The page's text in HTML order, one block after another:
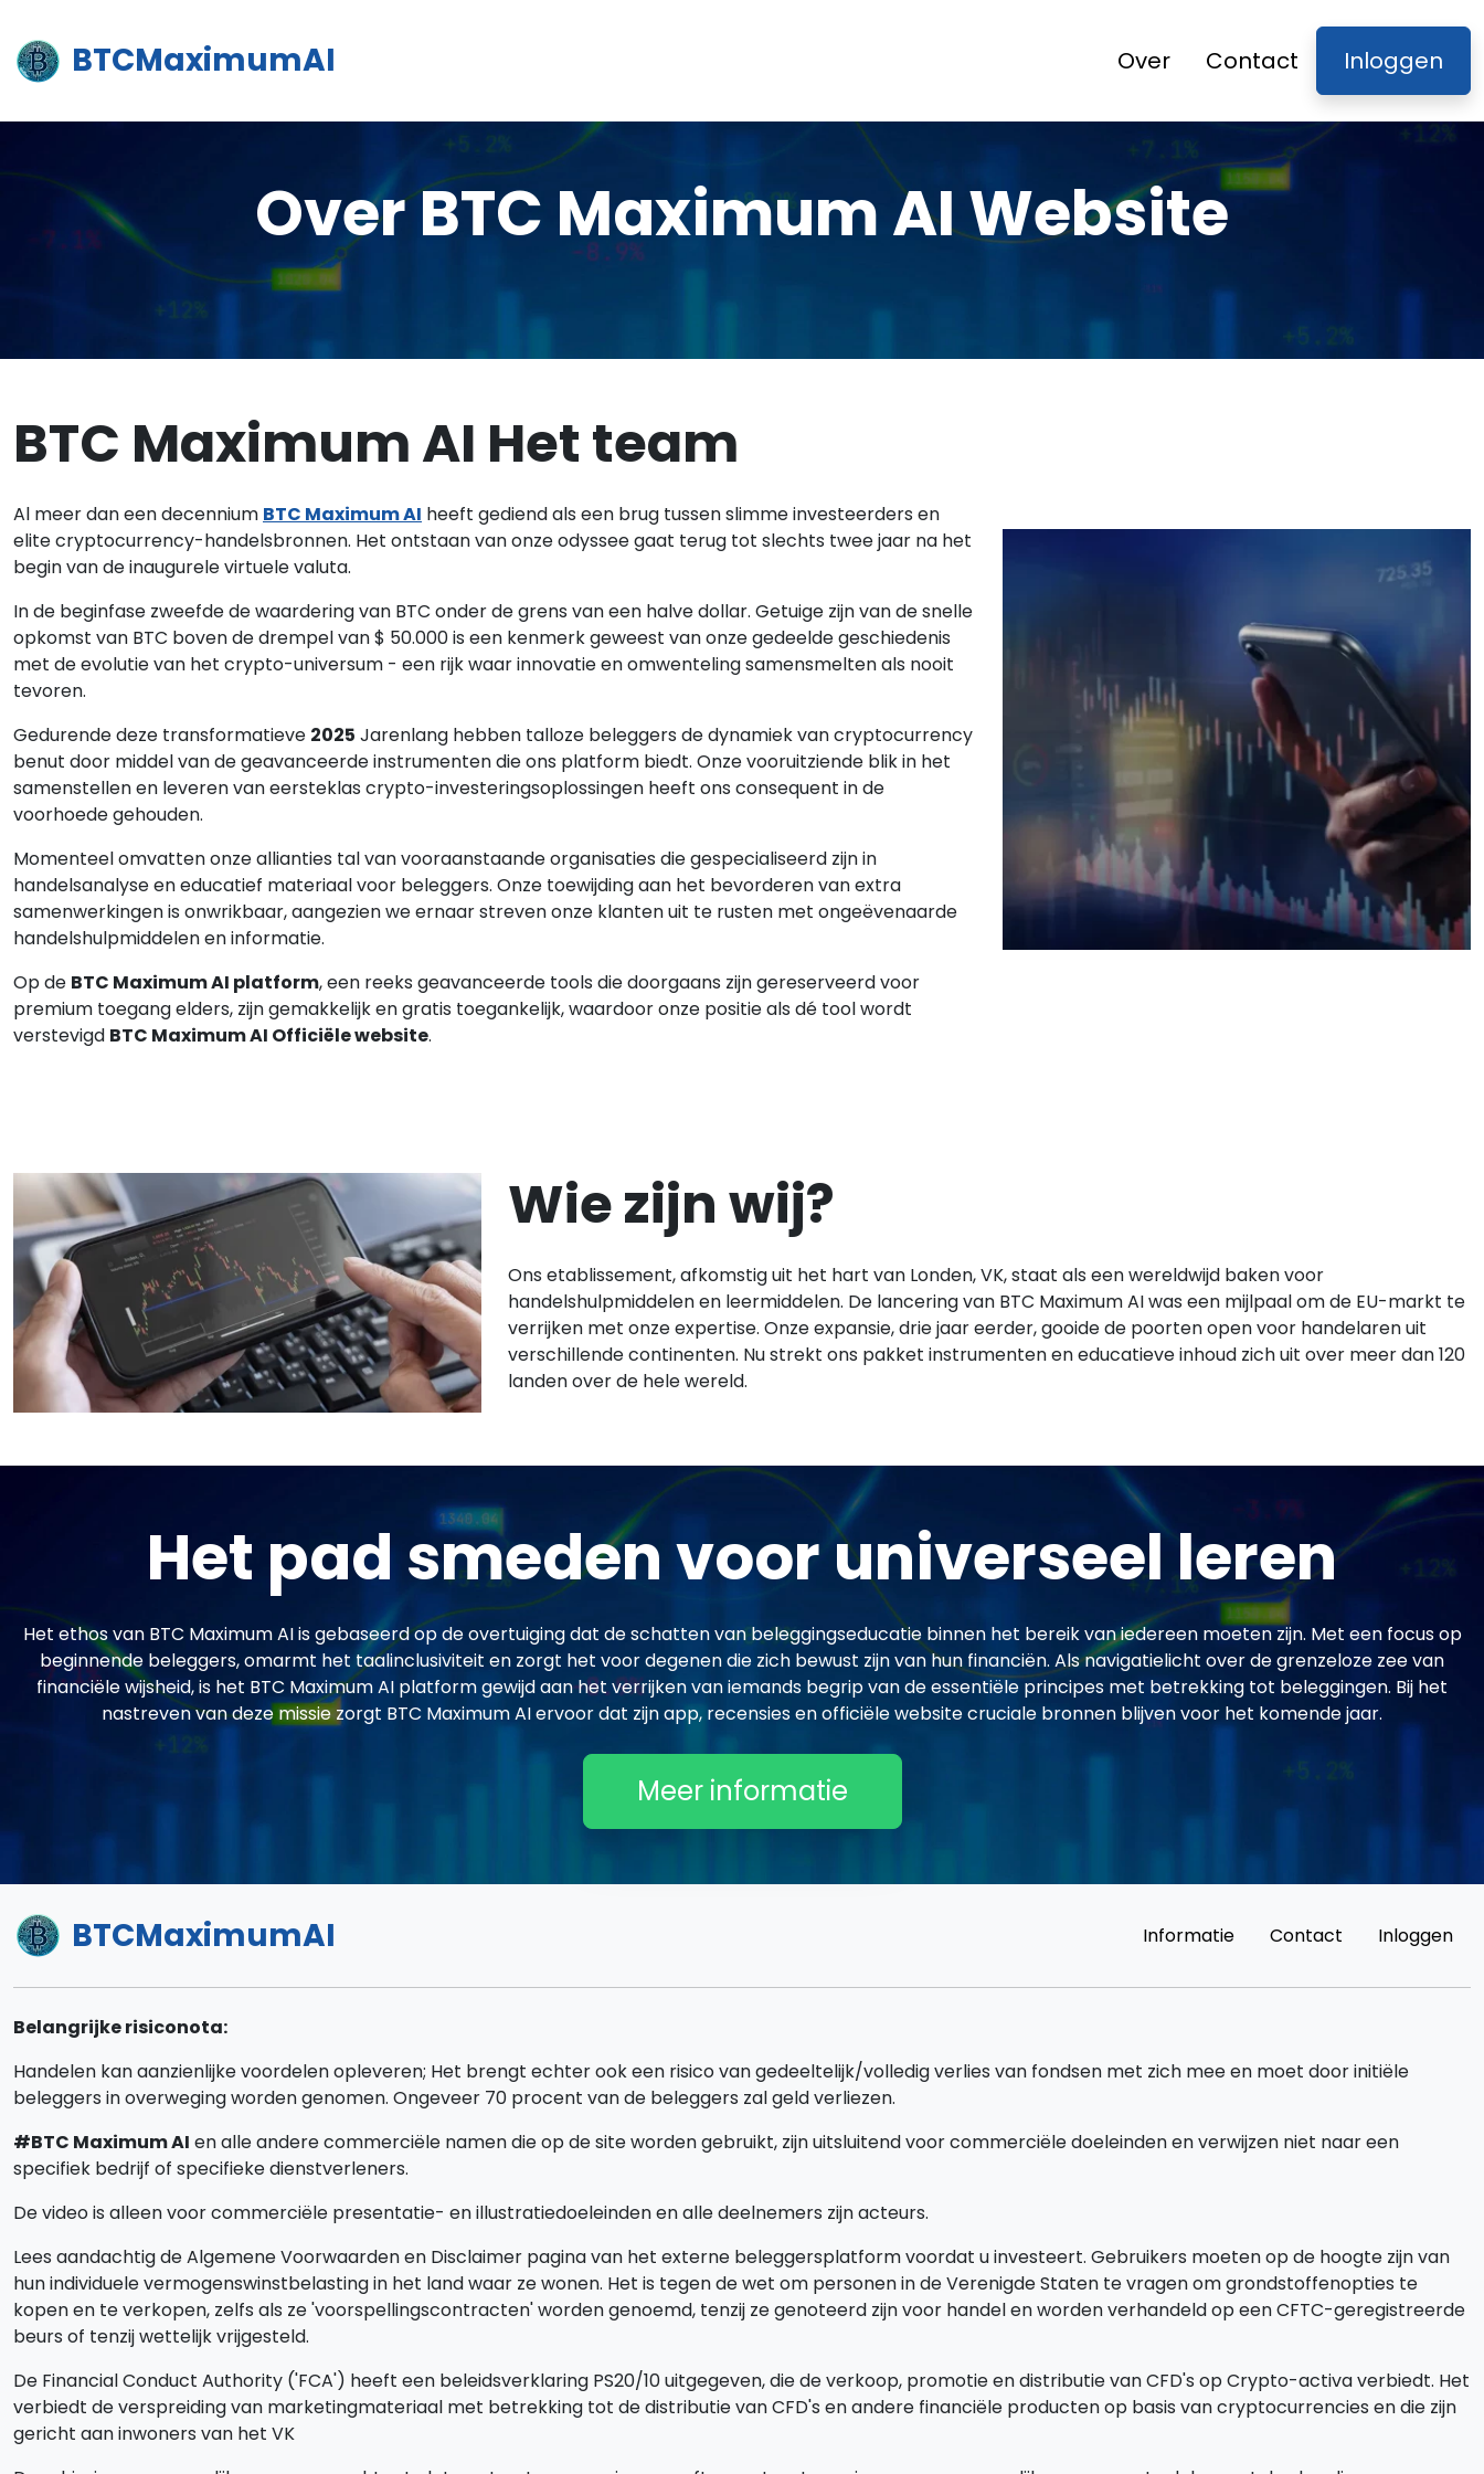
BTCMaximumAI Over Contact Inloggen
Over BTC Maximum AI Website
BTC Maximum AI Het team
Al meer dan een decennium BTC Maximum AI heeft gediend als een brug tussen slimme investeerders en
elite cryptocurrency-handelsbronnen. Het ontstaan van onze odyssee gaat terug tot slechts twee jaar na het
begin van de inaugurele virtuele valuta.
In de beginfase zweefde de waardering van BTC onder de grens van een halve dollar. Getuige zijn van de snelle
opkomst van BTC boven de drempel van $ 50.000 is een kenmerk geweest van onze gedeelde geschiedenis
met de evolutie van het crypto-universum - een rijk waar innovatie en omwenteling samensmelten als nooit
tevoren.
Gedurende deze transformatieve 2025 Jarenlang hebben talloze beleggers de dynamiek van cryptocurrency
benut door middel van de geavanceerde instrumenten die ons platform biedt. Onze vooruitziende blik in het
samenstellen en leveren van eersteklas crypto-investeringsoplossingen heeft ons consequent in de
voorhoede gehouden.
Momenteel omvatten onze allianties tal van vooraanstaande organisaties die gespecialiseerd zijn in
handelsanalyse en educatief materiaal voor beleggers. Onze toewijding aan het bevorderen van extra
samenwerkingen is onwrikbaar, aangezien we ernaar streven onze klanten uit te rusten met ongeëvenaarde
handelshulpmiddelen en informatie.
Op de BTC Maximum AI platform, een reeks geavanceerde tools die doorgaans zijn gereserveerd voor
premium toegang elders, zijn gemakkelijk en gratis toegankelijk, waardoor onze positie als dé tool wordt
verstevigd BTC Maximum AI Officiële website.
Wie zijn wij?
Ons etablissement, afkomstig uit het hart van Londen, VK, staat als een wereldwijd baken voor
handelshulpmiddelen en leermiddelen. De lancering van BTC Maximum AI was een mijlpaal om de EU-markt te
verrijken met onze expertise. Onze expansie, drie jaar eerder, gooide de poorten open voor handelaren uit
verschillende continenten. Nu strekt ons pakket instrumenten en educatieve inhoud zich uit over meer dan 120
landen over de hele wereld.
Het pad smeden voor universeel leren
Het ethos van BTC Maximum AI is gebaseerd op de overtuiging dat de schatten van beleggingseducatie binnen het bereik van iedereen moeten zijn. Met een focus op
beginnende beleggers, omarmt het taalinclusiviteit en zorgt het voor degenen die zich bewust zijn van hun financiën. Als navigatielicht over de grenzeloze zee van
financiële wijsheid, is het BTC Maximum AI platform gewijd aan het verrijken van iemands begrip van de essentiële principes met betrekking tot beleggingen. Bij het
nastreven van deze missie zorgt BTC Maximum AI ervoor dat zijn app, recensies en officiële website cruciale bronnen blijven voor het komende jaar.
Meer informatie
BTCMaximumAI Informatie Contact Inloggen
Belangrijke risiconota:
Handelen kan aanzienlijke voordelen opleveren; Het brengt echter ook een risico van gedeeltelijk/volledig verlies van fondsen met zich mee en moet door initiële
beleggers in overweging worden genomen. Ongeveer 70 procent van de beleggers zal geld verliezen.
#BTC Maximum AI en alle andere commerciële namen die op de site worden gebruikt, zijn uitsluitend voor commerciële doeleinden en verwijzen niet naar een
specifiek bedrijf of specifieke dienstverleners.
De video is alleen voor commerciële presentatie- en illustratiedoeleinden en alle deelnemers zijn acteurs.
Lees aandachtig de Algemene Voorwaarden en Disclaimer pagina van het externe beleggersplatform voordat u investeert. Gebruikers moeten op de hoogte zijn van
hun individuele vermogenswinstbelasting in het land waar ze wonen. Het is tegen de wet om personen in de Verenigde Staten te vragen om grondstoffenopties te
kopen en te verkopen, zelfs als ze 'voorspellingscontracten' worden genoemd, tenzij ze genoteerd zijn voor handel en worden verhandeld op een CFTC-geregistreerde
beurs of tenzij wettelijk vrijgesteld.
De Financial Conduct Authority ('FCA') heeft een beleidsverklaring PS20/10 uitgegeven, die de verkoop, promotie en distributie van CFD's op Crypto-activa verbiedt. Het
verbiedt de verspreiding van marketingmateriaal met betrekking tot de distributie van CFD's en andere financiële producten op basis van cryptocurrencies en die zijn
gericht aan inwoners van het VK